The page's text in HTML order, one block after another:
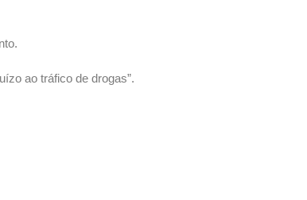
ao tráfico de drogas”.